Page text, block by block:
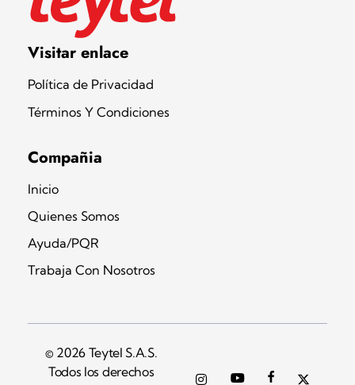
Teytel S.A.S
Teytel - Distribuidor autorizado de claro
Visitar enlace
Política de Privacidad
Términos Y Condiciones
Compañia
Inicio
Quienes Somos
Ayuda/PQR
Trabaja Con Nosotros
© 2026 Teytel S.A.S.
Todos los derechos